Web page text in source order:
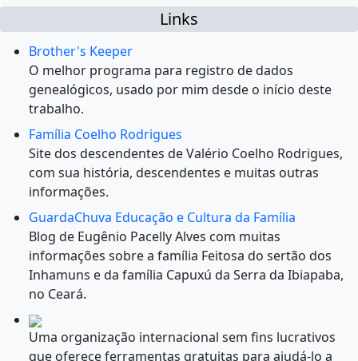
Links
Brother's Keeper
O melhor programa para registro de dados
genealógicos, usado por mim desde o início deste
trabalho.
Família Coelho Rodrigues
Site dos descendentes de Valério Coelho Rodrigues,
com sua história, descendentes e muitas outras
informações.
GuardaChuva Educação e Cultura da Família
Blog de Eugênio Pacelly Alves com muitas
informações sobre a família Feitosa do sertão dos
Inhamuns e da família Capuxú da Serra da Ibiapaba,
no Ceará.
Uma organização internacional sem fins lucrativos
que oferece ferramentas gratuitas para ajudá-lo a